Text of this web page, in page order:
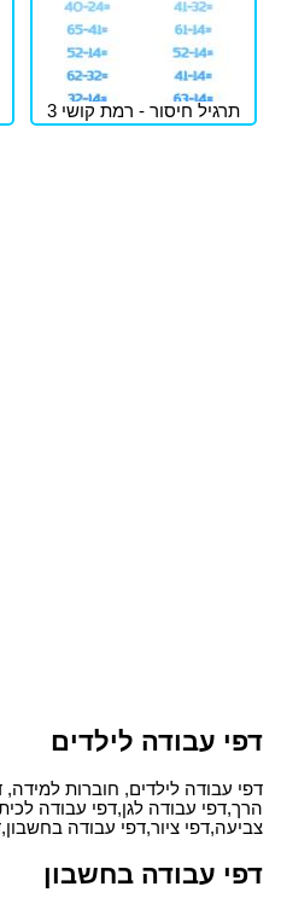
תרגיל חיסור - רמת קושי 3
דפי עבודה לילדים
דפי עבודה לילדים, חוברות למידה,
הרך,דפי עבודה לגן,דפי עבודה
צביעה,דפי ציור,דפי עבודה
דפי עבודה בחשבון